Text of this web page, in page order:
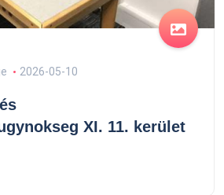
2026-05-10
XI. 11. kerület